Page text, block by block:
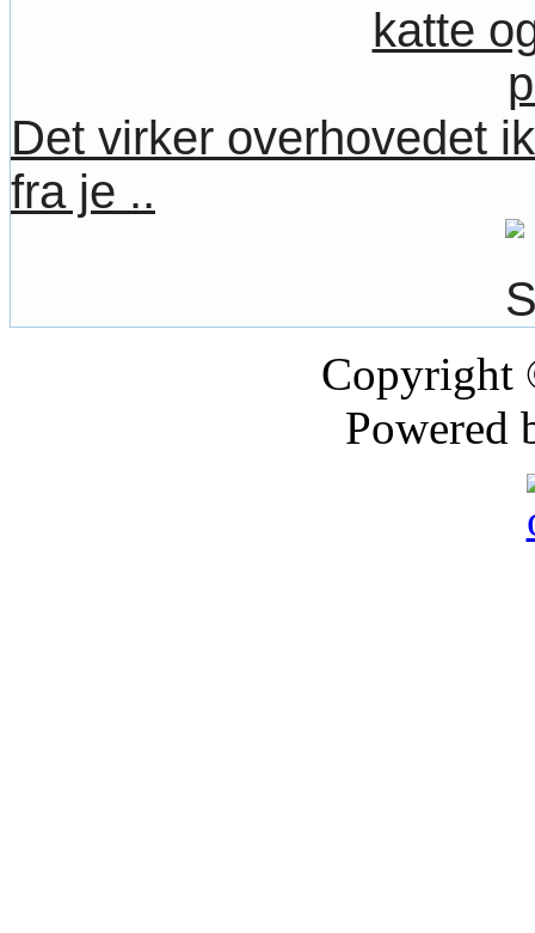
Det virker overhovedet
fra je ..
Powered